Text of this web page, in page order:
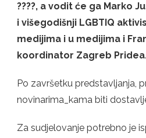
????, a vodit će ga Marko
i višegodišnji LGBTIQ
medijima i u medijima i
koordinator Zagreb Pridea.
Po završetku predstavljanja,
novinarima_kama biti
Za sudjelovanje potrebno je